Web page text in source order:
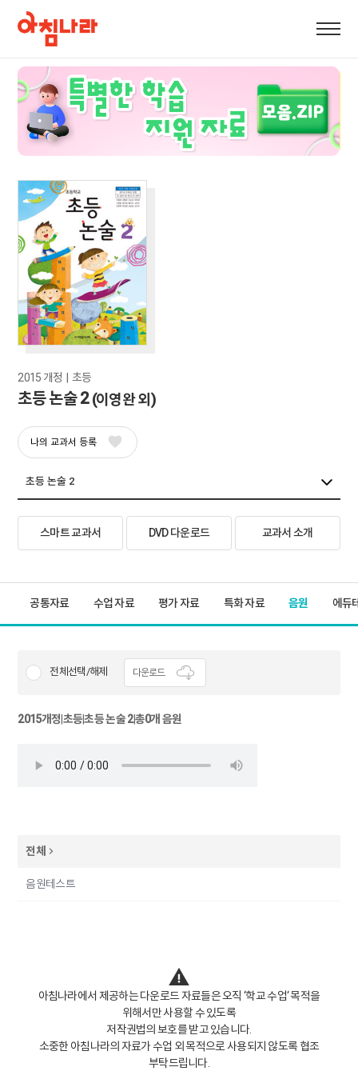
2015 개정  |  초등
초등 논술 2(이영완 외)
나의 교과서 등록
스마트 교과서 DVD 다운로드 교과서 소개
공통자료 수업 자료 평가 자료 특화 자료 음원 에듀
전체선택/해제 다운로드
2015개정 초등|초등 논술 2|총0개 음원
전체
음원테스트
아침나라에서 제공하는 다운로드 자료들은 오직 ‘학교 수업‘ 목적을
위해서만 사용할 수 있도록
저작권법의 보호를 받고 있습니다.
소중한 아침나라의 자료가 수업 외 목적으로 사용되지 않도록 협조
부탁드립니다.